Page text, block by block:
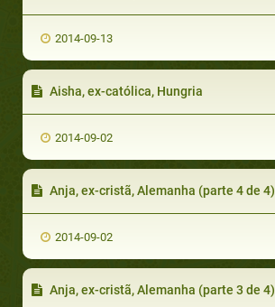
2014-09-13
Aisha, ex-católica, Hungria
2014-09-02
Anja, ex-cristã, Alemanha (parte 4 de 4)
2014-09-02
Anja, ex-cristã, Alemanha (parte 3 de 4)